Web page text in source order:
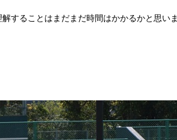
することはまだまだ時間はかかるかと思いま